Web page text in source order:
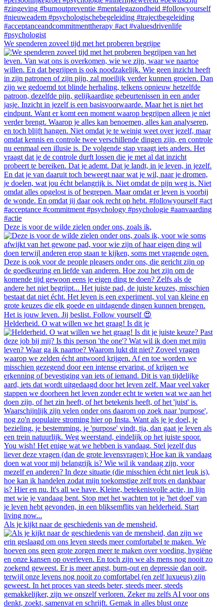
We spenderen zoveel tijd met het proberen begrijpe
Deze is voor de wilde zielen onder ons, zoals ik,
Helderheid. O wat willen we het graag! Is dit je
Als je kijkt naar de geschiedenis van de mensheid,